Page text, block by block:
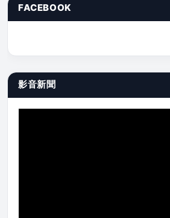
FACEBOOK
影音新聞